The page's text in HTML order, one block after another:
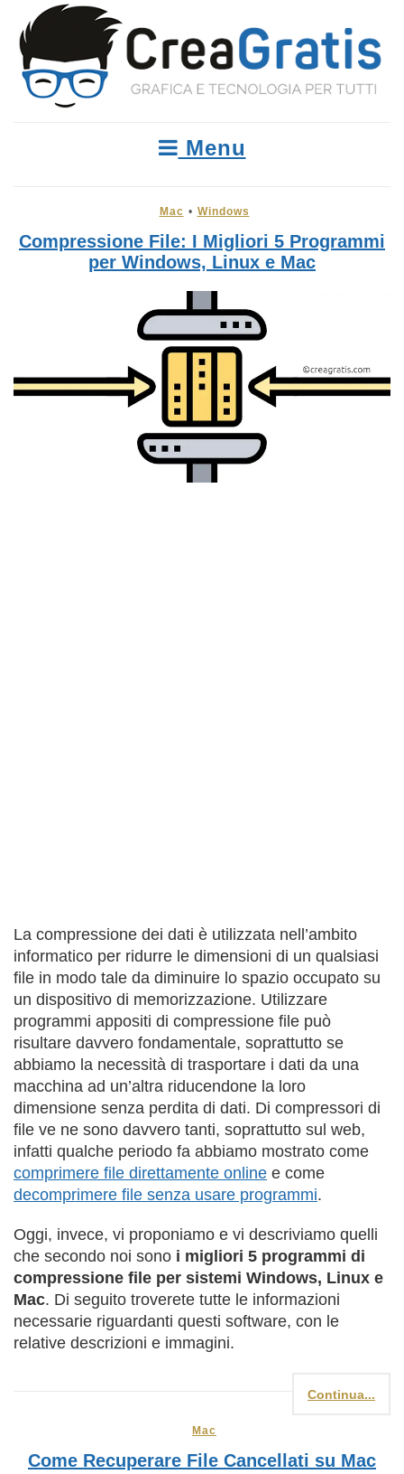
Menu
Mac • Windows
Compressione File: I Migliori 5 Programmi
per Windows, Linux e Mac
La compressione dei dati è utilizzata nell’ambito
informatico per ridurre le dimensioni di un qualsiasi
file in modo tale da diminuire lo spazio occupato su
un dispositivo di memorizzazione. Utilizzare
programmi appositi di compressione file può
risultare davvero fondamentale, soprattutto se
abbiamo la necessità di trasportare i dati da una
macchina ad un’altra riducendone la loro
dimensione senza perdita di dati. Di compressori di
file ve ne sono davvero tanti, soprattutto sul web,
infatti qualche periodo fa abbiamo mostrato come
comprimere file direttamente online e come
decomprimere file senza usare programmi.
Oggi, invece, vi proponiamo e vi descriviamo quelli
che secondo noi sono i migliori 5 programmi di
compressione file per sistemi Windows, Linux e
Mac. Di seguito troverete tutte le informazioni
necessarie riguardanti questi software, con le
relative descrizioni e immagini.
Continua...
Mac
Come Recuperare File Cancellati su Mac